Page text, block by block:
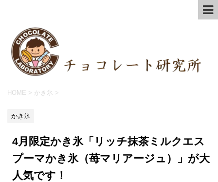
HOME > かき氷 >
かき氷
4月限定かき氷「リッチ抹茶ミルクエス
プーマかき氷（苺マリアージュ）」が大
人気です！